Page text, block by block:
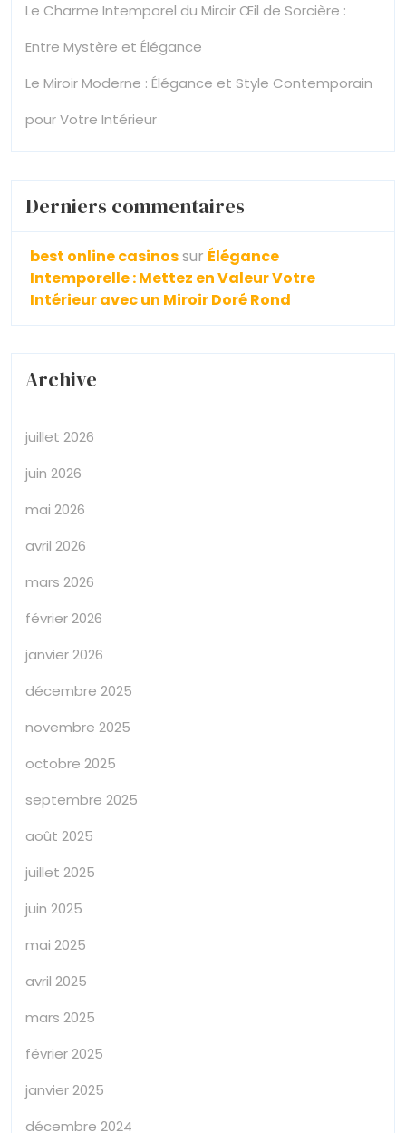
Le Charme Intemporel du Miroir Œil de Sorcière :
Entre Mystère et Élégance
Le Miroir Moderne : Élégance et Style Contemporain
pour Votre Intérieur
Derniers commentaires
best online casinossur Élégance
Intemporelle : Mettez en Valeur Votre
Intérieur avec un Miroir Doré Rond
Archive
juillet 2026
juin 2026
mai 2026
avril 2026
mars 2026
février 2026
janvier 2026
décembre 2025
novembre 2025
octobre 2025
septembre 2025
août 2025
juillet 2025
juin 2025
mai 2025
avril 2025
mars 2025
février 2025
janvier 2025
décembre 2024